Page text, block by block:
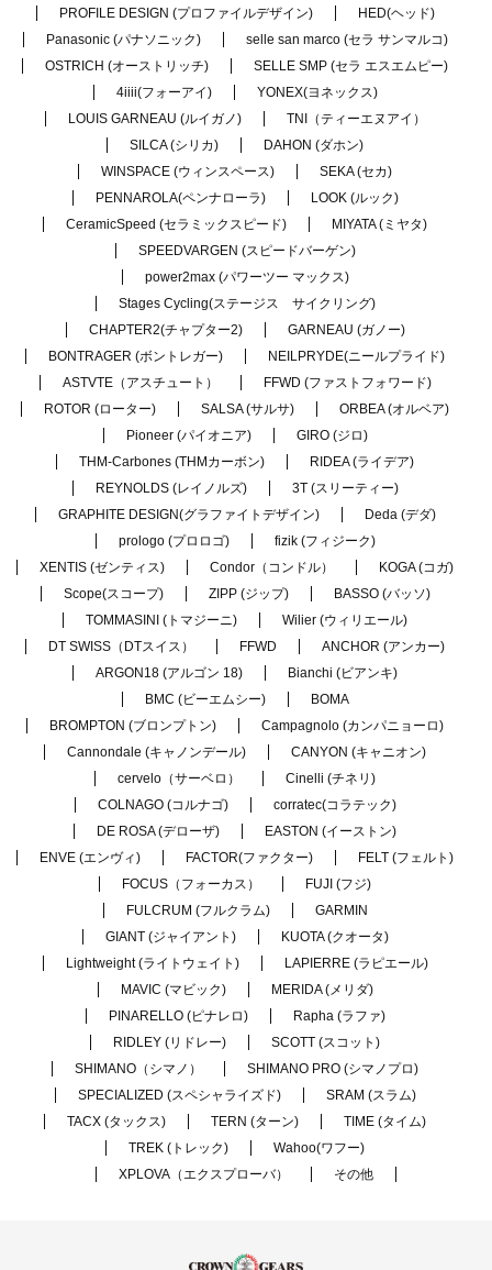
PROFILE DESIGN (プロファイルデザイン)
HED(ヘッド)
Panasonic (パナソニック)
selle san marco (セラ サンマルコ)
OSTRICH (オーストリッチ)
SELLE SMP (セラ エスエムピー)
4iiii(フォーアイ)
YONEX(ヨネックス)
LOUIS GARNEAU (ルイガノ)
TNI（ティーエヌアイ）
SILCA (シリカ)
DAHON (ダホン)
WINSPACE (ウィンスペース)
SEKA (セカ)
PENNAROLA(ペンナローラ)
LOOK (ルック)
CeramicSpeed (セラミックスピード)
MIYATA (ミヤタ)
SPEEDVARGEN (スピードバーゲン)
power2max (パワーツー マックス)
Stages Cycling(ステージス サイクリング)
CHAPTER2(チャプター2)
GARNEAU (ガノー)
BONTRAGER (ボントレガー)
NEILPRYDE(ニールプライド)
ASTVTE（アスチュート）
FFWD (ファストフォワード)
ROTOR (ローター)
SALSA (サルサ)
ORBEA (オルベア)
Pioneer (パイオニア)
GIRO (ジロ)
THM-Carbones (THMカーボン)
RIDEA (ライデア)
REYNOLDS (レイノルズ)
3T (スリーティー)
GRAPHITE DESIGN(グラファイトデザイン)
Deda (デダ)
prologo (プロロゴ)
fizik (フィジーク)
XENTIS (ゼンティス)
Condor（コンドル）
KOGA (コガ)
Scope(スコープ)
ZIPP (ジップ)
BASSO (バッソ)
TOMMASINI (トマジーニ)
Wilier (ウィリエール)
DT SWISS（DTスイス）
FFWD
ANCHOR (アンカー)
ARGON18 (アルゴン 18)
Bianchi (ビアンキ)
BMC (ビーエムシー)
BOMA
BROMPTON (ブロンプトン)
Campagnolo (カンパニョーロ)
Cannondale (キャノンデール)
CANYON (キャニオン)
cervelo（サーベロ）
Cinelli (チネリ)
COLNAGO (コルナゴ)
corratec(コラテック)
DE ROSA (デローザ)
EASTON (イーストン)
ENVE (エンヴィ)
FACTOR(ファクター)
FELT (フェルト)
FOCUS（フォーカス）
FUJI (フジ)
FULCRUM (フルクラム)
GARMIN
GIANT (ジャイアント)
KUOTA (クオータ)
Lightweight (ライトウェイト)
LAPIERRE (ラピエール)
MAVIC (マビック)
MERIDA (メリダ)
PINARELLO (ピナレロ)
Rapha (ラファ)
RIDLEY (リドレー)
SCOTT (スコット)
SHIMANO（シマノ）
SHIMANO PRO (シマノプロ)
SPECIALIZED (スペシャライズド)
SRAM (スラム)
TACX (タックス)
TERN (ターン)
TIME (タイム)
TREK (トレック)
Wahoo(ワフー)
XPLOVA（エクスプローバ）
その他